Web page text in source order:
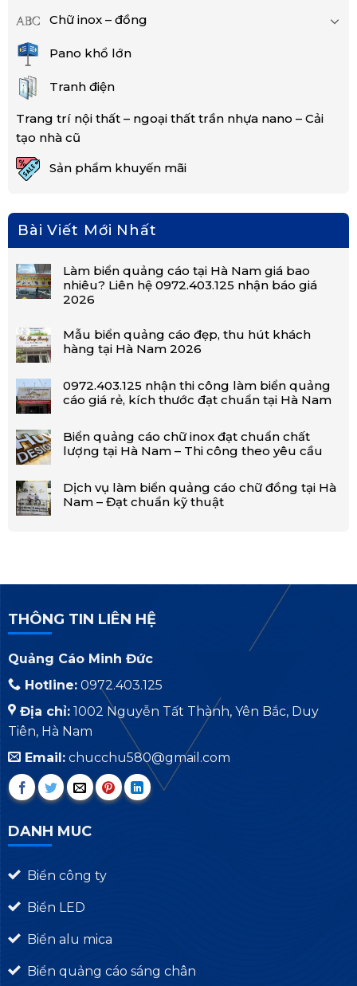
Chữ inox – đồng
Pano khổ lớn
Tranh điện
Trang trí nội thất – ngoại thất trần nhựa nano – Cải
tạo nhà cũ
Sản phẩm khuyến mãi
Bài Viết Mới Nhất
Làm biển quảng cáo tại Hà Nam giá bao
nhiêu? Liên hệ 0972.403.125 nhận báo giá
2026
Mẫu biển quảng cáo đẹp, thu hút khách
hàng tại Hà Nam 2026
0972.403.125 nhận thi công làm biển quảng
cáo giá rẻ, kích thước đạt chuẩn tại Hà Nam
Biển quảng cáo chữ inox đạt chuẩn chất
lượng tại Hà Nam – Thi công theo yêu cầu
Dịch vụ làm biển quảng cáo chữ đồng tại Hà
Nam – Đạt chuẩn kỹ thuật
THÔNG TIN LIÊN HỆ
Quảng Cáo Minh Đức
Hotline:0972.403.125
Địa chỉ:1002 Nguyễn Tất Thành, Yên Bắc, Duy
Tiên, Hà Nam
Email:chucchu580@gmail.com
DANH MUC
Biển công ty
Biển LED
Biển alu mica
Biển quảng cáo sáng chân